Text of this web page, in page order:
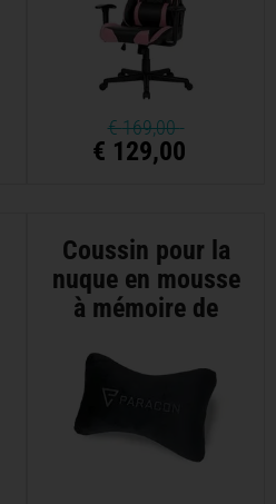
€169,00
€ 129,00
Coussin pour la
nuque en mousse
à mémoire de